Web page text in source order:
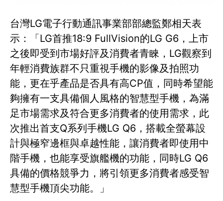
台灣LG電子行動通訊事業部部總監鄭相天表
示：「LG首推18:9 FullVision的LG G6，上市
之後即受到市場好評及消費者青睞，LG觀察到
年輕消費族群不只重視手機的影像及拍照功
能，更在乎產品是否具有高CP值，同時希望能
夠擁有一支具備個人風格的智慧型手機，為滿
足市場需求及符合更多消費者的使用需求，此
次推出首支Q系列手機LG Q6，搭載全螢幕設
計與極窄邊框與卓越性能，讓消費者即使用中
階手機，也能享受旗艦機的功能，同時LG Q6
具備的價格競爭力，將引領更多消費者感受智
慧型手機頂尖功能。」